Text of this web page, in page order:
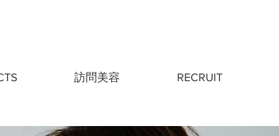
訪問美容 RECRUIT